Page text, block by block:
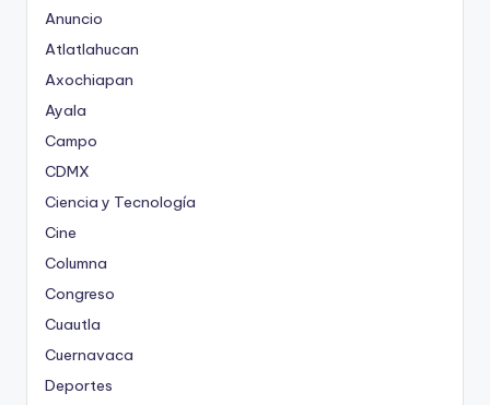
Anuncio
Atlatlahucan
Axochiapan
Ayala
Campo
CDMX
Ciencia y Tecnología
Cine
Columna
Congreso
Cuautla
Cuernavaca
Deportes